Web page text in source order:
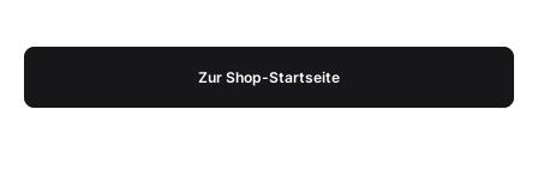
Zur Shop-Startseite